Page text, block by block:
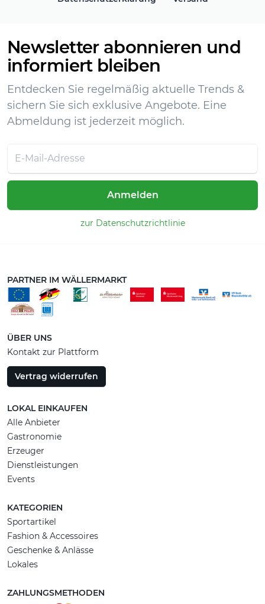
Newsletter abonnieren und
informiert bleiben
Entdecken Sie regelmäßig aktuelle Trends &
sichern Sie sich exklusive Angebote. Eine
Abmeldung ist jederzeit möglich.
Anmelden
zur Datenschutzrichtlinie
PARTNER IM WÄLLERMARKT
ÜBER UNS
Kontakt zur Plattform
Vertrag widerrufen
LOKAL EINKAUFEN
Alle Anbieter
Gastronomie
Erzeuger
Dienstleistungen
Events
KATEGORIEN
Sportartikel
Fashion & Accessoires
Geschenke & Anlässe
Lokales
ZAHLUNGSMETHODEN